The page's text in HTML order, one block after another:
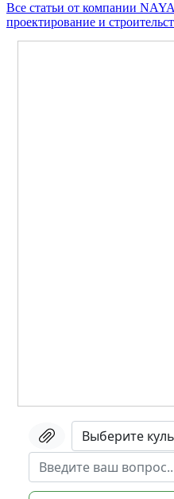
Все статьи от компании
проектирование и